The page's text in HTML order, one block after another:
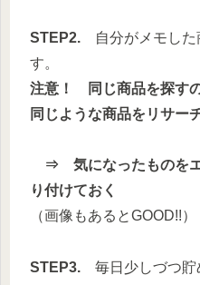
STEP2. 自分がメモした
す。
注意！ 同じ商品を探すの
同じような商品をリサー
⇒ 気になったものをエ
り付けておく
（画像もあるとGOOD!!）
STEP3. 毎日少しづつ貯